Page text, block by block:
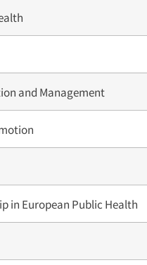
and Management
in European Public Health